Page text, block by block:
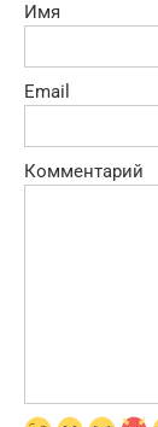
Имя
Email
Комментарий